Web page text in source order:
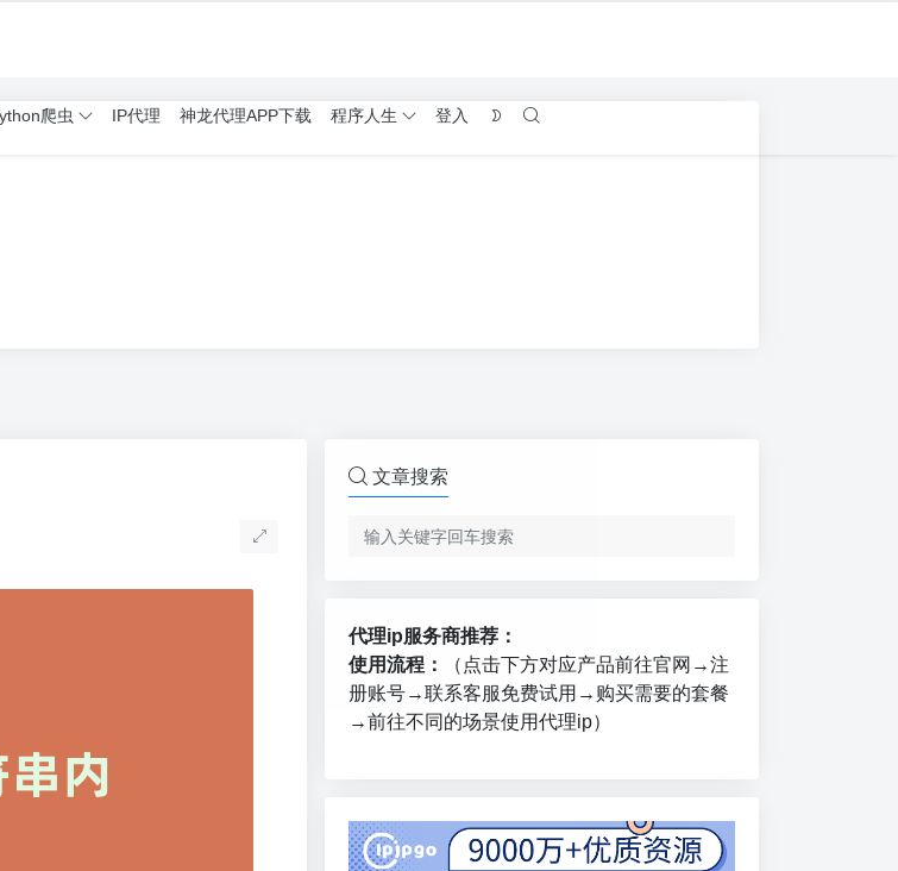
爬虫 IP代理 神龙代理APP下载 程序人生
登入
文章搜索
代理ip服务商推荐：
使用流程：
（点击下方对应产品前往官网→注
册账号→联系客服免费试用→购买需要的套餐
→前往不同的场景使用代理ip）